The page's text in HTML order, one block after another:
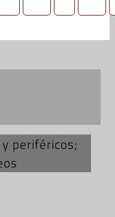
periféricos;